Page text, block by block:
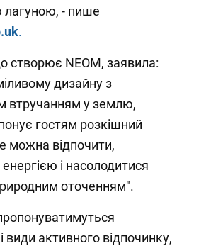
лагуною, - пише
.
створює NEOM, заявила:
дизайну з
втручанням у землю,
гостям розкішний
можна відпочити,
і насолодитися
оточенням".
види активного відпочинку,